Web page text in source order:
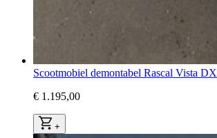
Scootmobiel demontabel Rascal Vista DX
€ 1.195,00
+